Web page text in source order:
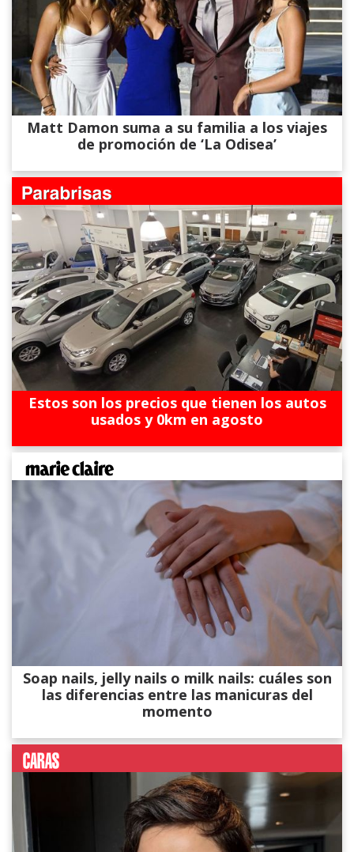
Matt Damon suma a su familia a los viajes
de promoción de ‘La Odisea’
Estos son los precios que tienen los autos
usados y 0km en agosto
Soap nails, jelly nails o milk nails: cuáles son
las diferencias entre las manicuras del
momento